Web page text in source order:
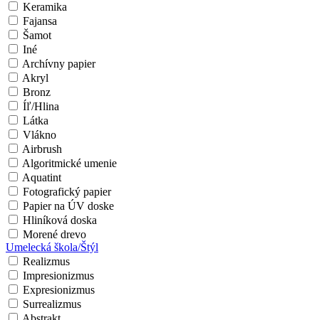
Keramika
Fajansa
Šamot
Iné
Archívny papier
Akryl
Bronz
Íľ/Hlina
Látka
Vlákno
Airbrush
Algoritmické umenie
Aquatint
Fotografický papier
Papier na ÚV doske
Hliníková doska
Morené drevo
Umelecká škola/Štýl
Realizmus
Impresionizmus
Expresionizmus
Surrealizmus